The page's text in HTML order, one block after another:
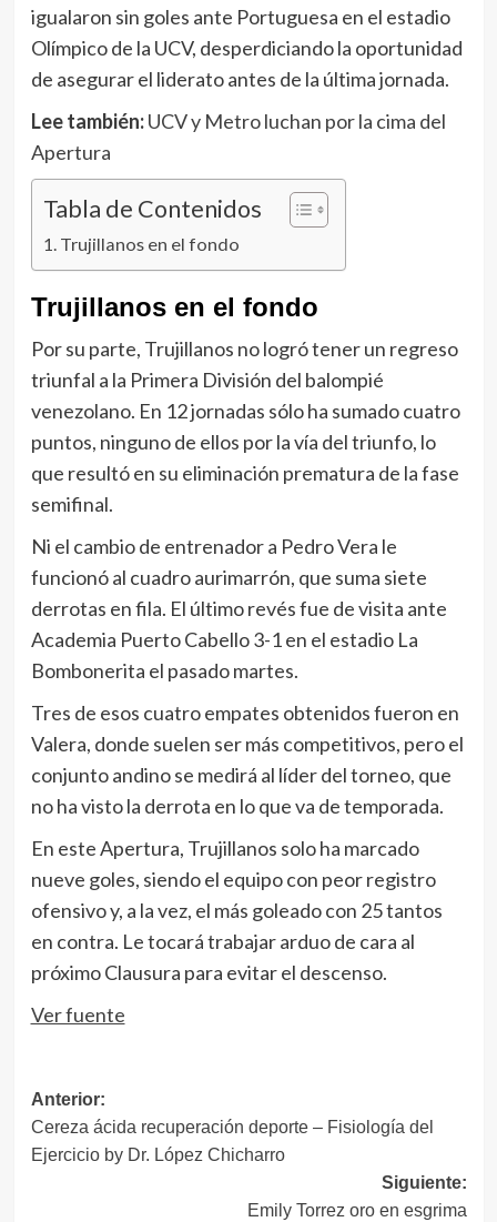
igualaron sin goles ante Portuguesa en el estadio
Olímpico de la UCV, desperdiciando la oportunidad
de asegurar el liderato antes de la última jornada.
Lee también: UCV y Metro luchan por la cima del
Apertura
Tabla de Contenidos
Trujillanos en el fondo
Trujillanos en el fondo
Por su parte, Trujillanos no logró tener un regreso
triunfal a la Primera División del balompié
venezolano. En 12 jornadas sólo ha sumado cuatro
puntos, ninguno de ellos por la vía del triunfo, lo
que resultó en su eliminación prematura de la fase
semifinal.
Ni el cambio de entrenador a Pedro Vera le
funcionó al cuadro aurimarrón, que suma siete
derrotas en fila. El último revés fue de visita ante
Academia Puerto Cabello 3-1 en el estadio La
Bombonerita el pasado martes.
Tres de esos cuatro empates obtenidos fueron en
Valera, donde suelen ser más competitivos, pero el
conjunto andino se medirá al líder del torneo, que
no ha visto la derrota en lo que va de temporada.
En este Apertura, Trujillanos solo ha marcado
nueve goles, siendo el equipo con peor registro
ofensivo y, a la vez, el más goleado con 25 tantos
en contra. Le tocará trabajar arduo de cara al
próximo Clausura para evitar el descenso.
Ver fuente
Navegación
de
entradas
Anterior:
Cereza ácida recuperación deporte – Fisiología del
Ejercicio by Dr. López Chicharro
Siguiente:
Emily Torrez oro en esgrima